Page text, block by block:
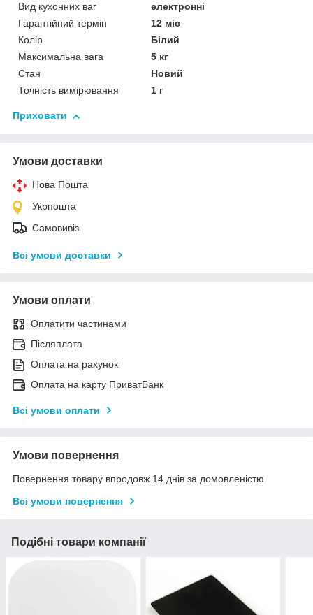
Вид кухонних ваг
електронні
Гарантійний термін
12 міс
Колір
Білий
Максимальна вага
5 кг
Стан
Новий
Точність вимірювання
1 г
Приховати
Умови доставки
Нова Пошта
Укрпошта
Самовивіз
Всі умови доставки
Умови оплати
Оплатити частинами
Післяплата
Оплата на рахунок
Оплата на карту ПриватБанк
Всі умови оплати
Умови повернення
Повернення товару впродовж 14 днів за домовленістю
Всі умови повернення
Подібні товари компанії